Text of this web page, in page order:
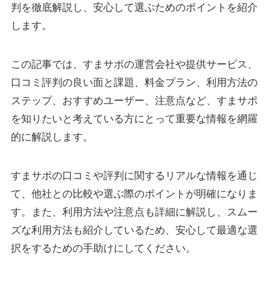
判を徹底解説し、安心して選ぶためのポイントを紹介
します。
この記事では、すまサポの運営会社や提供サービス、
口コミ評判の良い面と課題、料金プラン、利用方法の
ステップ、おすすめユーザー、注意点など、すまサポ
を知りたいと考えている方にとって重要な情報を網羅
的に解説します。
すまサポの口コミや評判に関するリアルな情報を通じ
て、他社との比較や選ぶ際のポイントが明確になりま
す。また、利用方法や注意点も詳細に解説し、スムー
ズな利用方法も紹介しているため、安心して最適な選
択をするための手助けにしてください。